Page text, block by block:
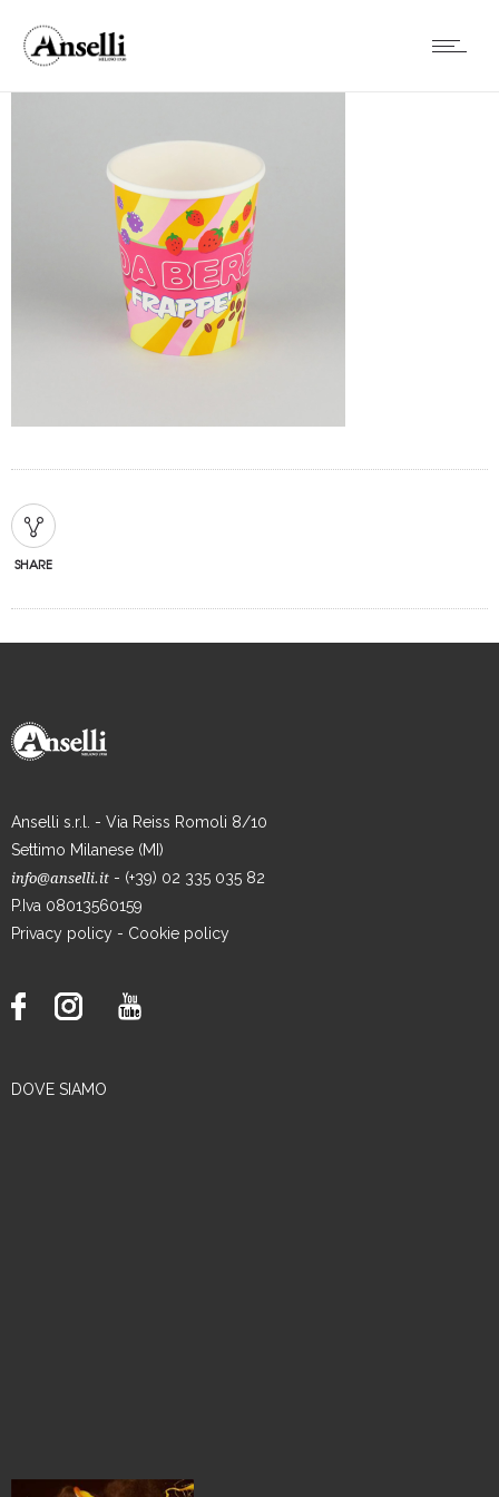
SHARE
Anselli s.r.l. - Via Reiss Romoli 8/10
Settimo Milanese (MI)
info@anselli.it - (+39) 02 335 035 82
P.Iva 08013560159
Privacy policy - Cookie policy
DOVE SIAMO